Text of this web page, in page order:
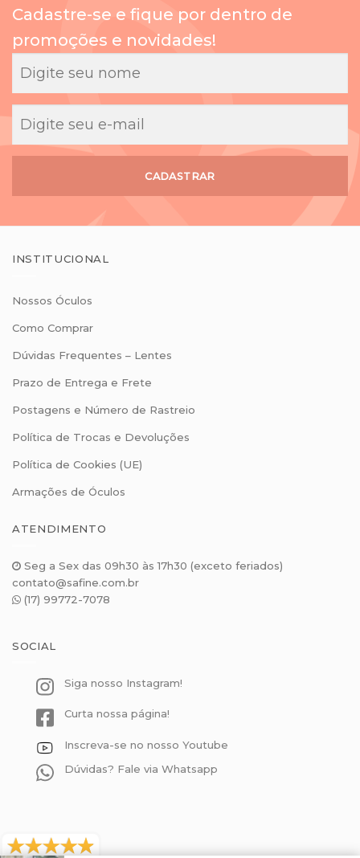
compras.
Cadastre-se e fique por dentro de
promoções e novidades!
CADASTRAR
INSTITUCIONAL
Nossos Óculos
Como Comprar
Dúvidas Frequentes – Lentes
Prazo de Entrega e Frete
Postagens e Número de Rastreio
Política de Trocas e Devoluções
Política de Cookies (UE)
Armações de Óculos
ATENDIMENTO
Seg a Sex das 09h30 às 17h30 (exceto feriados)
contato@safine.com.br
(17) 99772-7078
SOCIAL
Siga nosso Instagram!
Curta nossa página!
Inscreva-se no nosso Youtube
Dúvidas? Fale via Whatsapp